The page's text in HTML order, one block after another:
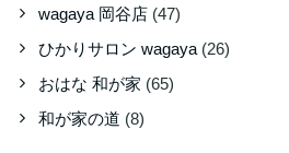
wagaya 岡谷店 (47)
ひかりサロン wagaya (26)
おはな 和が家 (65)
和が家の道 (8)